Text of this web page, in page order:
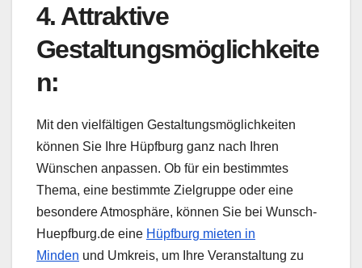
4. Attraktive
Gestaltungsmöglichkeite
n:
Mit den vielfältigen Gestaltungsmöglichkeiten
können Sie Ihre Hüpfburg ganz nach Ihren
Wünschen anpassen. Ob für ein bestimmtes
Thema, eine bestimmte Zielgruppe oder eine
besondere Atmosphäre, können Sie bei Wunsch-
Huepfburg.de eine Hüpfburg mieten in
Minden und Umkreis, um Ihre Veranstaltung zu